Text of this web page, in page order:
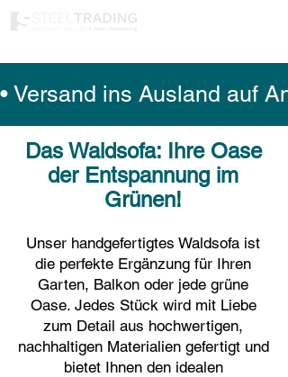
• Versand ins Ausland auf
Das Waldsofa: Ihre Oase
der Entspannung im
Grünen!
Unser handgefertigtes Waldsofa ist
die perfekte Ergänzung für Ihren
Garten, Balkon oder jede grüne
Oase. Jedes Stück wird mit Liebe
zum Detail aus hochwertigen,
nachhaltigen Materialien gefertigt und
bietet Ihnen den idealen